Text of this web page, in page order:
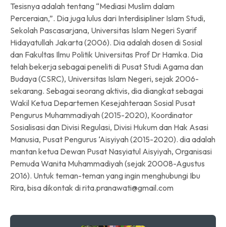
Tesisnya adalah tentang “Mediasi Muslim dalam
Perceraian,”. Dia juga lulus dari Interdisipliner Islam Studi,
Sekolah Pascasarjana, Universitas Islam Negeri Syarif
Hidayatullah Jakarta (2006). Dia adalah dosen di Sosial
dan Fakultas Ilmu Politik Universitas Prof Dr Hamka. Dia
telah bekerja sebagai peneliti di Pusat Studi Agama dan
Budaya (CSRC), Universitas Islam Negeri, sejak 2006-
sekarang. Sebagai seorang aktivis, dia diangkat sebagai
Wakil Ketua Departemen Kesejahteraan Sosial Pusat
Pengurus Muhammadiyah (2015-2020), Koordinator
Sosialisasi dan Divisi Regulasi, Divisi Hukum dan Hak Asasi
Manusia, Pusat Pengurus ‘Aisyiyah (2015-2020). dia adalah
mantan ketua Dewan Pusat Nasyiatul Aisyiyah, Organisasi
Pemuda Wanita Muhammadiyah (sejak 20008-Agustus
2016). Untuk teman-teman yang ingin menghubungi Ibu
Rira, bisa dikontak di rita.pranawati@gmail.com